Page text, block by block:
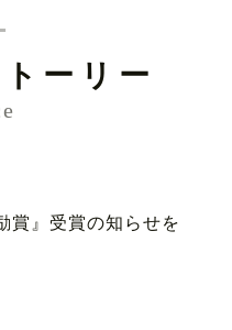
ーリー
賞』受賞の知らせを